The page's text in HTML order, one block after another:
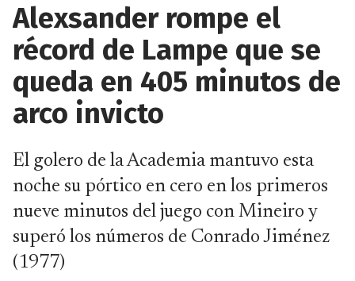
Alexsander rompe el
récord de Lampe que se
queda en 405 minutos de
arco invicto
El golero de la Academia mantuvo esta
noche su pórtico en cero en los primeros
nueve minutos del juego con Mineiro y
superó los números de Conrado Jiménez
(1977)